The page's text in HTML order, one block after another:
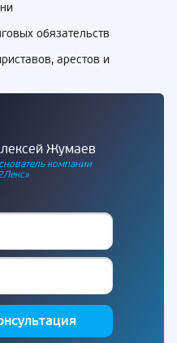
обязательств
арестов и
Жумаев
компании